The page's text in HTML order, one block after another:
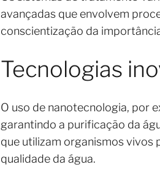
avançadas que envolvem
conscientização da
Tecnologias
O uso de nanotecnologia, por
garantindo a purificação da
que utilizam organismos vivos
qualidade da água.